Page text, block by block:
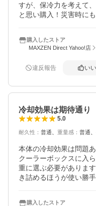
すが、保冷力を考えて
と思い購入！災害時に
購入したストア
MAXZEN Direct Yahoo!店
違反報告 い
冷却効果は期待通り
5.0
耐久性 ： 普通 重量感 ： 普通
本体の冷却効果は問題
クーラーボックスに入
重に選ぶ必要がありま
き詰めるほうが使い勝
購入したストア